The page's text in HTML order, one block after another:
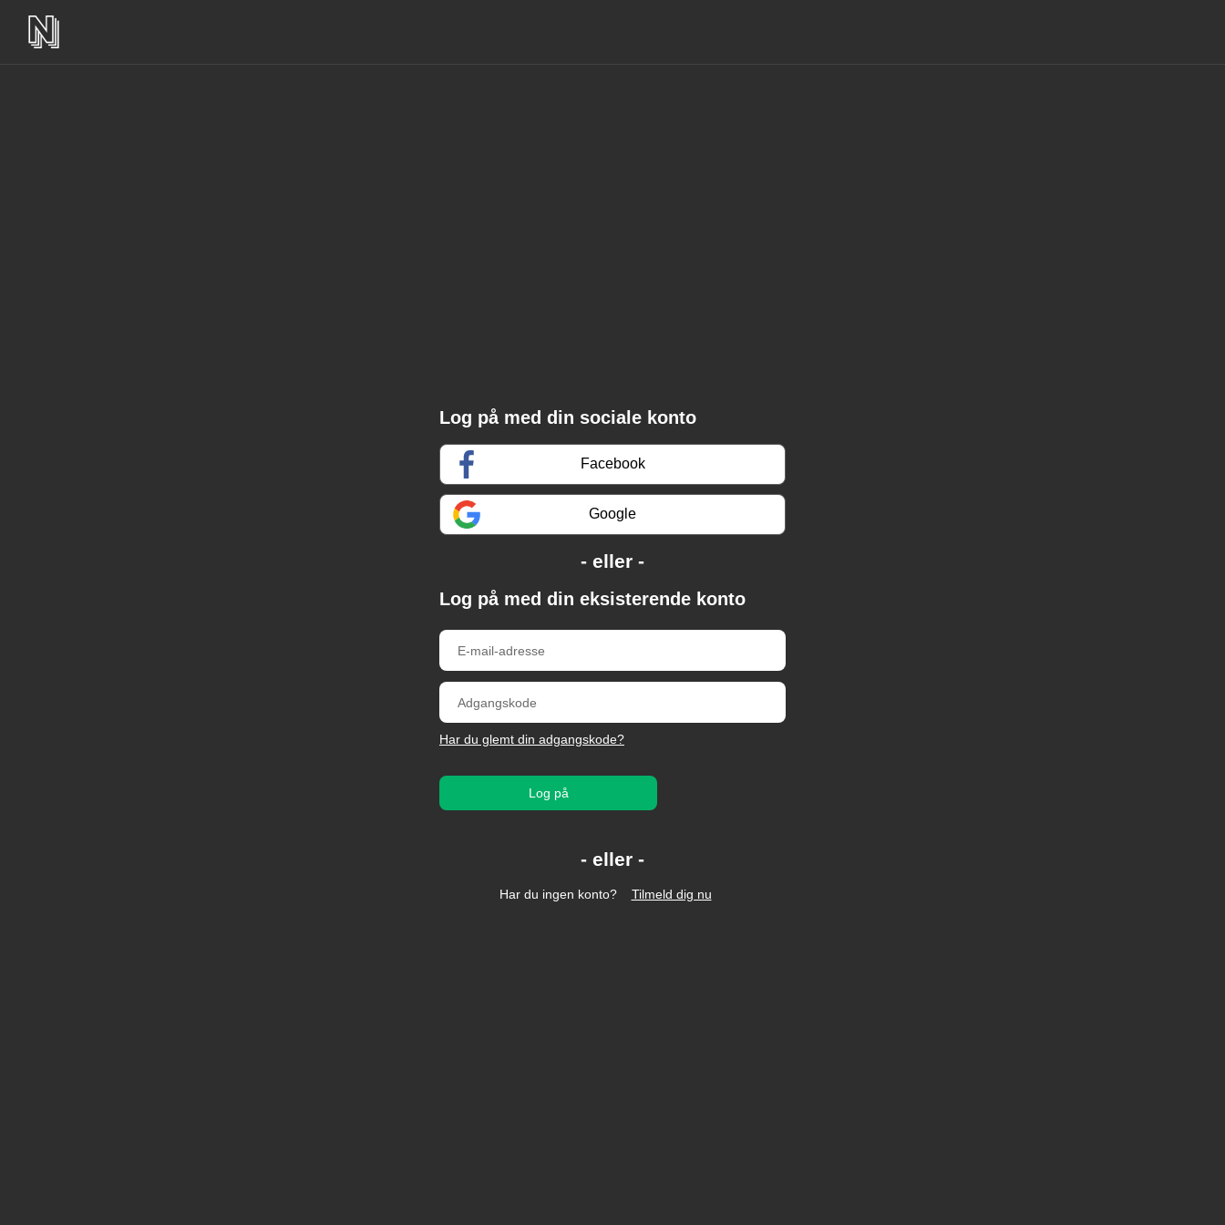
Log på med din sociale konto
Facebook
Google
Log på med din eksisterende konto
Har du glemt din adgangskode?
Log på
Har du ingen konto? Tilmeld dig nu